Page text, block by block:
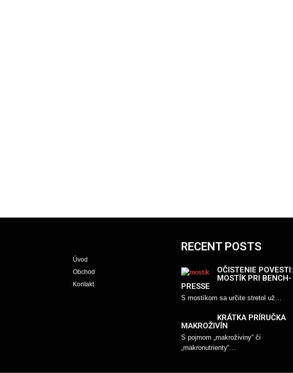
Úvod
Obchod
Kontakt
RECENT POSTS
OČISTENIE POVESTI:
MOSTÍK PRI BENCH-
PRESSE
S mostíkom sa určite stretol už…
KRÁTKA PRÍRUČKA
MAKROŽIVÍN
S pojmom „makroživiny“ či
„makronutrienty“…